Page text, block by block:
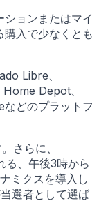
ョンまたはマイ
購入で少なくとも
Libre、
Depot、
どのプラットフ
さらに、
、午後3時から
ミクスを導入し
選者として選ば